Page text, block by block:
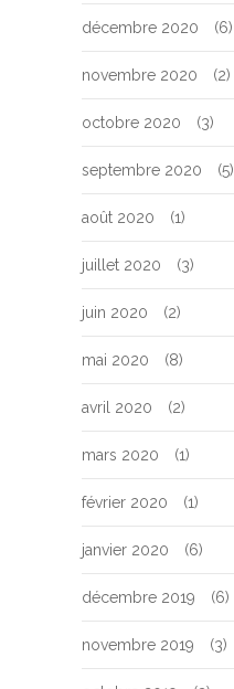
décembre 2020 (6)
novembre 2020 (2)
octobre 2020 (3)
septembre 2020 (5)
août 2020 (1)
juillet 2020 (3)
juin 2020 (2)
mai 2020 (8)
avril 2020 (2)
mars 2020 (1)
février 2020 (1)
janvier 2020 (6)
décembre 2019 (6)
novembre 2019 (3)